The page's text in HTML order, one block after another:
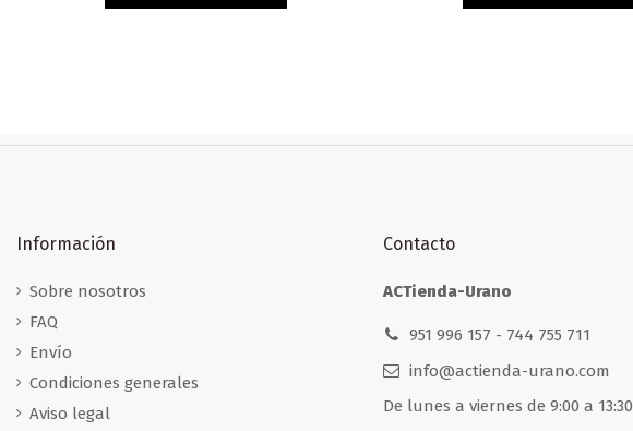
Información
Sobre nosotros
FAQ
Envío
Condiciones generales
Aviso legal
Contacto
ACTienda-Urano
951 996 157 - 744 755 711
info@actienda-urano.com
De lunes a viernes de 9:00 a 13:30